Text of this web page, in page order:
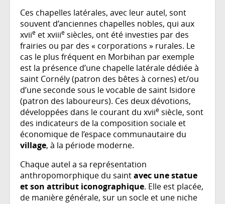
Ces chapelles latérales, avec leur autel, sont
souvent d’anciennes chapelles nobles, qui aux
xviie et xviiie siècles, ont été investies par des
frairies ou par des « corporations » rurales. Le
cas le plus fréquent en Morbihan par exemple
est la présence d’une chapelle latérale dédiée à
saint Cornély (patron des bêtes à cornes) et/ou
d’une seconde sous le vocable de saint Isidore
(patron des laboureurs). Ces deux dévotions,
développées dans le courant du xviie siècle, sont
des indicateurs de la composition sociale et
économique de l’espace communautaire du
village, à la période moderne.
Chaque autel a sa représentation
anthropomorphique du saintavec une statue
et son attribut iconographique. Elle est placée,
de manière générale, sur un socle et une niche